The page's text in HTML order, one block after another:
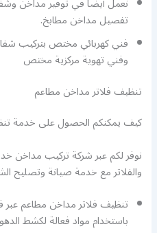
تفصيل مداخن مطابخ.
فني كهربائي مختص بتركيب
وفني تهوية مركزية مختص
تنظيف فلاتر مداخن مطاعم
كيف يمكنكم الحصول على خدمة
نوفر لكم عبر شركة تركيب مداخن
والفلاتر مع خدمة صيانة وتصليح
تنظيف فلاتر مداخن مطاعم عبر
باستخدام مواد فعالة لكشط